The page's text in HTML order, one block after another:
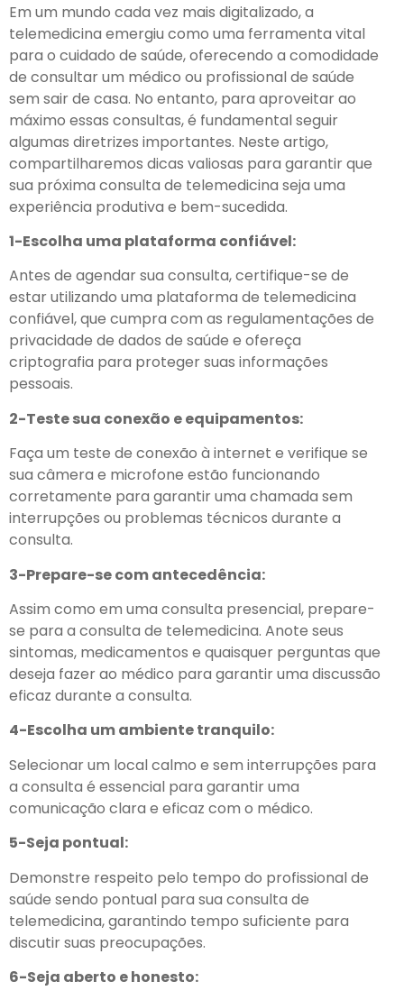
Em um mundo cada vez mais digitalizado, a
telemedicina emergiu como uma ferramenta vital
para o cuidado de saúde, oferecendo a comodidade
de consultar um médico ou profissional de saúde
sem sair de casa. No entanto, para aproveitar ao
máximo essas consultas, é fundamental seguir
algumas diretrizes importantes. Neste artigo,
compartilharemos dicas valiosas para garantir que
sua próxima consulta de telemedicina seja uma
experiência produtiva e bem-sucedida.
1-Escolha uma plataforma confiável:
Antes de agendar sua consulta, certifique-se de
estar utilizando uma plataforma de telemedicina
confiável, que cumpra com as regulamentações de
privacidade de dados de saúde e ofereça
criptografia para proteger suas informações
pessoais.
2-Teste sua conexão e equipamentos:
Faça um teste de conexão à internet e verifique se
sua câmera e microfone estão funcionando
corretamente para garantir uma chamada sem
interrupções ou problemas técnicos durante a
consulta.
3-Prepare-se com antecedência:
Assim como em uma consulta presencial, prepare-
se para a consulta de telemedicina. Anote seus
sintomas, medicamentos e quaisquer perguntas que
deseja fazer ao médico para garantir uma discussão
eficaz durante a consulta.
4-Escolha um ambiente tranquilo:
Selecionar um local calmo e sem interrupções para
a consulta é essencial para garantir uma
comunicação clara e eficaz com o médico.
5-Seja pontual:
Demonstre respeito pelo tempo do profissional de
saúde sendo pontual para sua consulta de
telemedicina, garantindo tempo suficiente para
discutir suas preocupações.
6-Seja aberto e honesto: